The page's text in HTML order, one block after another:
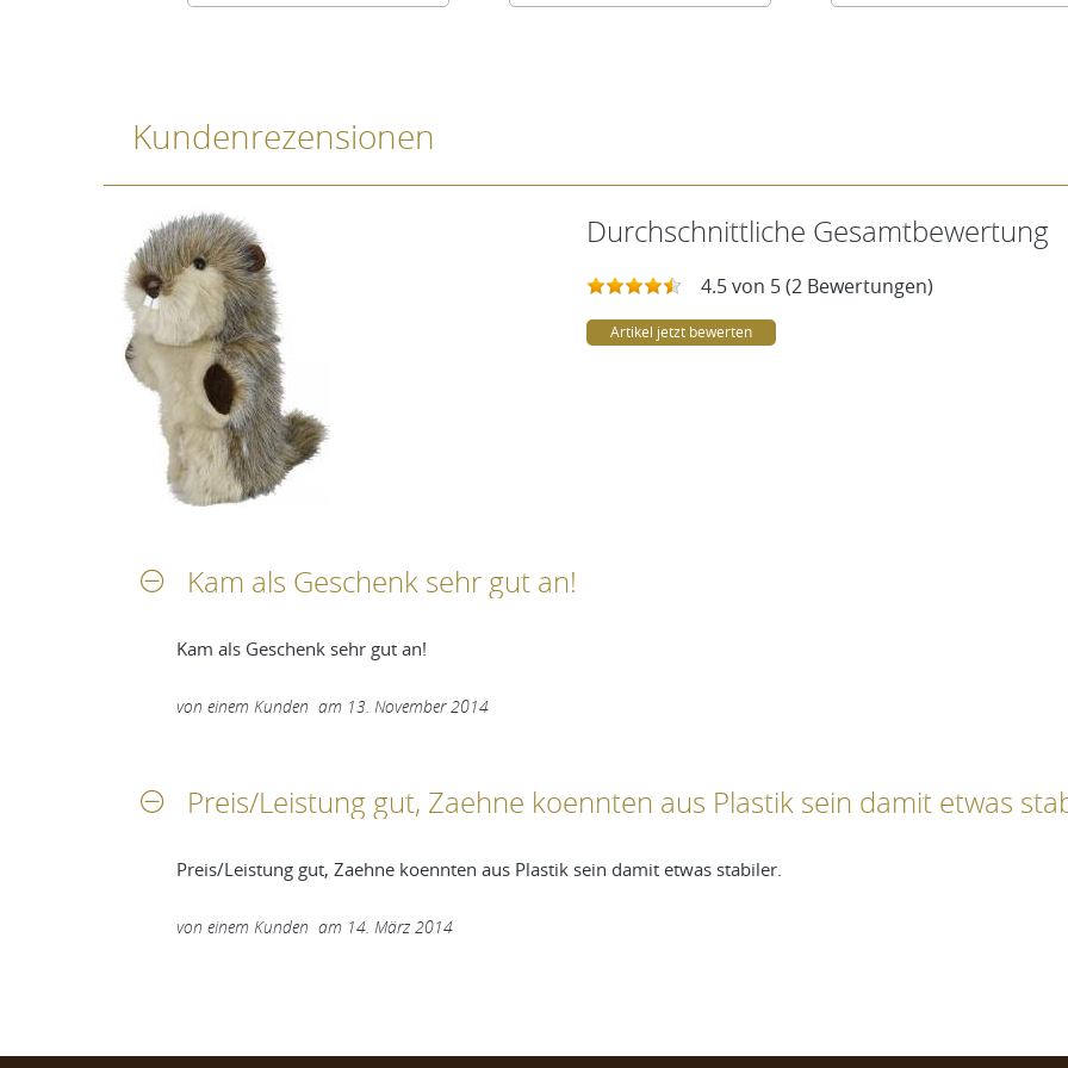
Kundenrezensionen
Durchschnittliche Gesamtbewertung
4.5 von 5 (2 Bewertungen)
Artikel jetzt bewerten
Kam als Geschenk sehr gut an!
Kam als Geschenk sehr gut an!
von einem Kunden am 13. November 2014
Preis/Leistung gut, Zaehne koennten aus Plastik sein damit etwas
Preis/Leistung gut, Zaehne koennten aus Plastik sein damit etwas stabiler.
von einem Kunden am 14. März 2014